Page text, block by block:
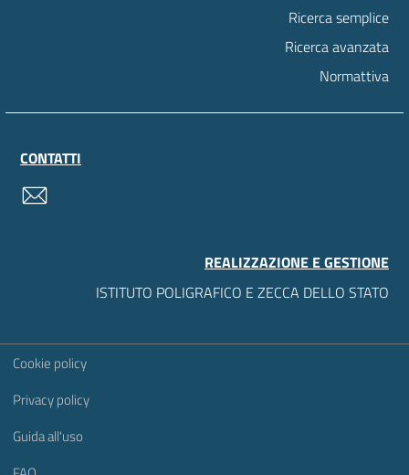
Ricerca semplice
Ricerca avanzata
Normattiva
CONTATTI
REALIZZAZIONE E GESTIONE
ISTITUTO POLIGRAFICO E ZECCA DELLO STATO
Sezione Link Utili
Cookie policy
Privacy policy
Guida all'uso